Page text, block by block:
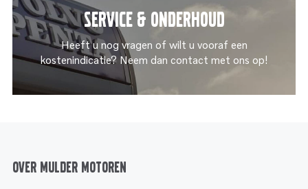
Service & onderhoud
Heeft u nog vragen of wilt u vooraf een
kostenindicatie? Neem dan contact met ons op!
Over Mulder Motoren